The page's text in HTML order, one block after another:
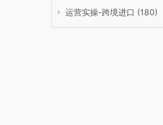
运营实操-跨境进口 (180)